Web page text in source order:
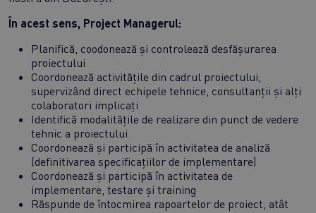
În acest sens, Project Managerul:
Planifică, coodonează și controlează desfășurarea
proiectului
Coordonează activitățile din cadrul proiectului,
supervizând direct echipele tehnice, consultanții și alți
colaboratori implicați
Identifică modalitățile de realizare din punct de vedere
tehnic a proiectului
Coordonează și participă în activitatea de analiză
(definitivarea specificațiilor de implementare)
Coordonează și participă în activitatea de
implementare, testare și training
Răspunde de întocmirea rapoartelor de proiect, atât